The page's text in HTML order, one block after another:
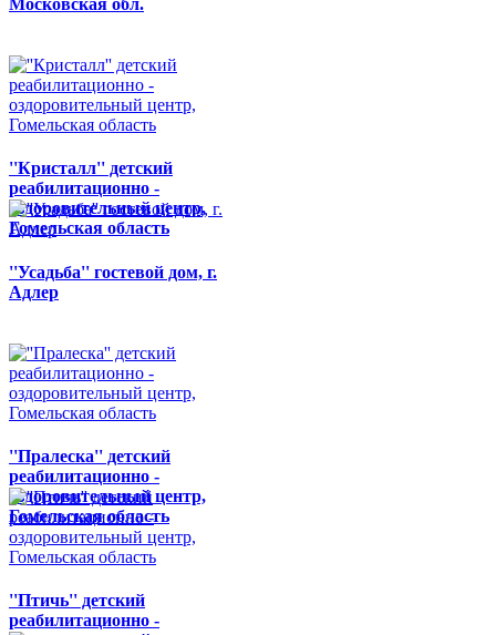
Московская обл.
''Кристалл'' детский
реабилитационно -
оздоровительный центр,
Гомельская область
''Усадьба'' гостевой дом, г.
Адлер
''Пралеска'' детский
реабилитационно -
оздоровительный центр,
Гомельская область
''Птичь'' детский
реабилитационно -